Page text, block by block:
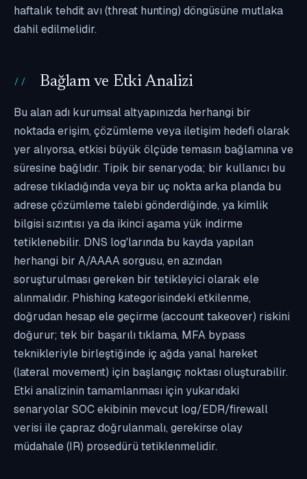
haftalık tehdit avı (threat hunting) döngüsüne mutlaka
dahil edilmelidir.
Bağlam ve Etki Analizi
Bu alan adı kurumsal altyapınızda herhangi bir
noktada erişim, çözümleme veya iletişim hedefi olarak
yer alıyorsa, etkisi büyük ölçüde temasın bağlamına ve
süresine bağlıdır. Tipik bir senaryoda; bir kullanıcı bu
adrese tıkladığında veya bir uç nokta arka planda bu
adrese çözümleme talebi gönderdiğinde, ya kimlik
bilgisi sızıntısı ya da ikinci aşama yük indirme
tetiklenebilir. DNS log'larında bu kayda yapılan
herhangi bir A/AAAA sorgusu, en azından
soruşturulması gereken bir tetikleyici olarak ele
alınmalıdır. Phishing kategorisindeki etkilenme,
doğrudan hesap ele geçirme (account takeover) riskini
doğurur; tek bir başarılı tıklama, MFA bypass
teknikleriyle birleştiğinde iç ağda yanal hareket
(lateral movement) için başlangıç noktası oluşturabilir.
Etki analizinin tamamlanması için yukarıdaki
senaryolar SOC ekibinin mevcut log/EDR/firewall
verisi ile çapraz doğrulanmalı, gerekirse olay
müdahale (IR) prosedürü tetiklenmelidir.